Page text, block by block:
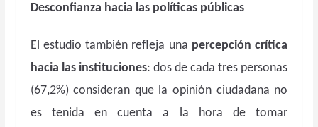
Desconfianza hacia las políticas públicas
El estudio también refleja una percepción crítica
hacia las instituciones: dos de cada tres personas
(67,2%) consideran que la opinión ciudadana no
es tenida en cuenta a la hora de tomar